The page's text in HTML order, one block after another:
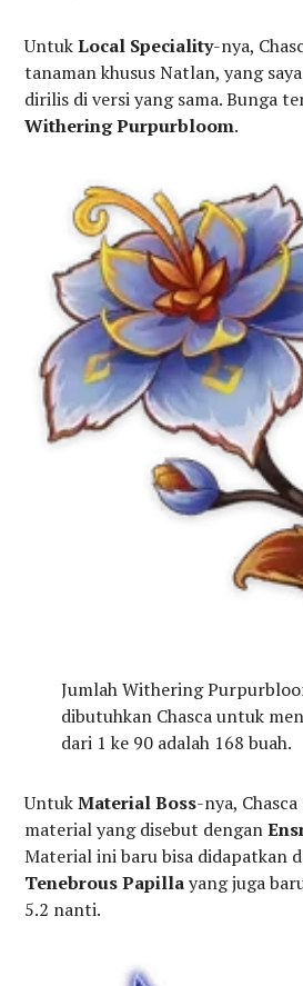
UntukLocal Speciality-nya,
tanaman khusus Natlan, yang
dirilis di versi yang sama. Bunga
Withering Purpurbloom.
Jumlah Withering
dibutuhkan Chasca untuk
dari 1 ke 90 adalah 168 buah.
UntukMaterial Boss-nya,
material yang disebut dengan
Material ini baru bisa didapatkan
Tenebrous Papillayang juga
5.2 nanti.